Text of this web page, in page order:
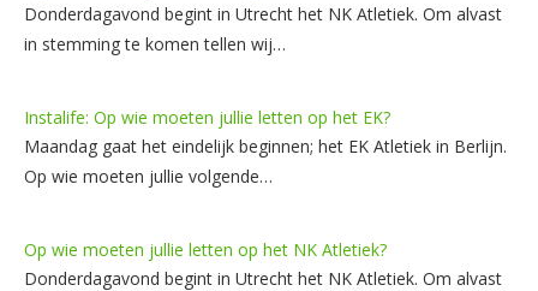
Donderdagavond begint in Utrecht het NK Atletiek. Om alvast
in stemming te komen tellen wij…
Instalife: Op wie moeten jullie letten op het EK?
Maandag gaat het eindelijk beginnen; het EK Atletiek in Berlijn.
Op wie moeten jullie volgende…
Op wie moeten jullie letten op het NK Atletiek?
Donderdagavond begint in Utrecht het NK Atletiek. Om alvast